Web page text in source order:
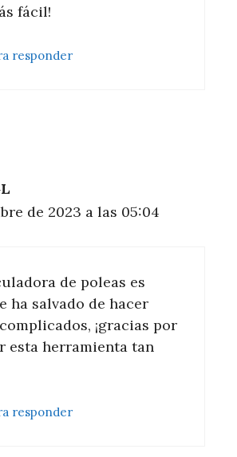
fácil!
responder
de 2023 a las 05:04
de poleas es
ha salvado de hacer
¡gracias por
esta herramienta tan
responder